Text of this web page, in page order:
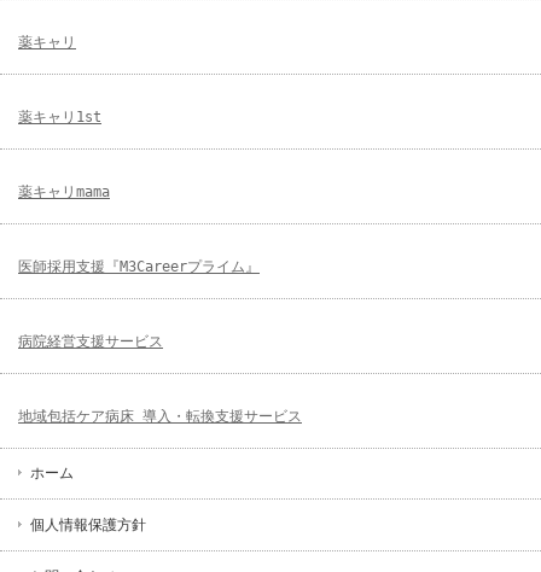
薬キャリ
薬キャリ1st
薬キャリmama
医師採用支援『M3Careerプライム』
病院経営支援サービス
地域包括ケア病床 導入・転換支援サービス
ホーム
個人情報保護方針